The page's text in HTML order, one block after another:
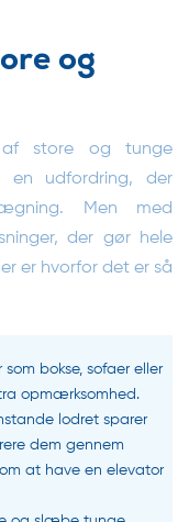
og
af store og tunge
en udfordring, der
Men med
der gør hele
er hvorfor det er så
som bokse, sofaer eller
opmærksomhed.
lodret sparer
dem gennem
at have en elevator